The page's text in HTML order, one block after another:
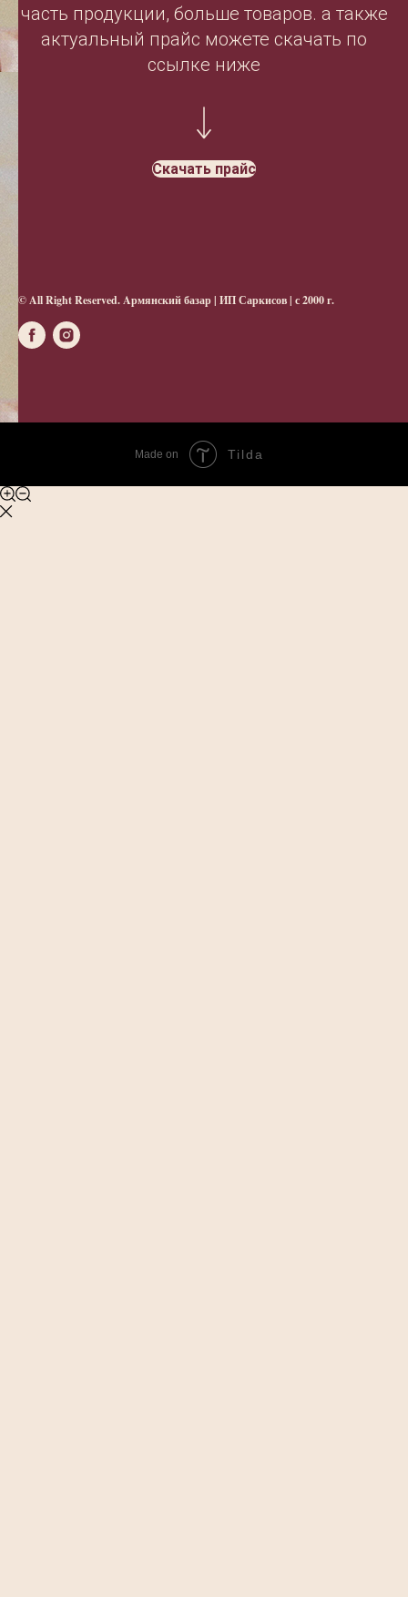
часть продукции, больше товаров. а также
актуальный прайс можете скачать по
ссылке ниже
Скачать прайс
© All Right Reserved. Aрмянский базар | ИП Саркисов | с 2000 г.
Made on Tilda